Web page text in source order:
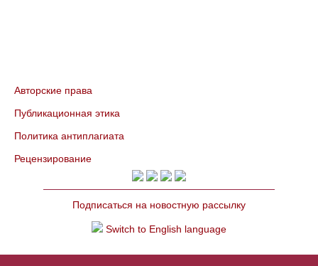
Авторские права
Публикационная этика
Политика антиплагиата
Рецензирование
Подписаться на новостную рассылку
Switch to English language